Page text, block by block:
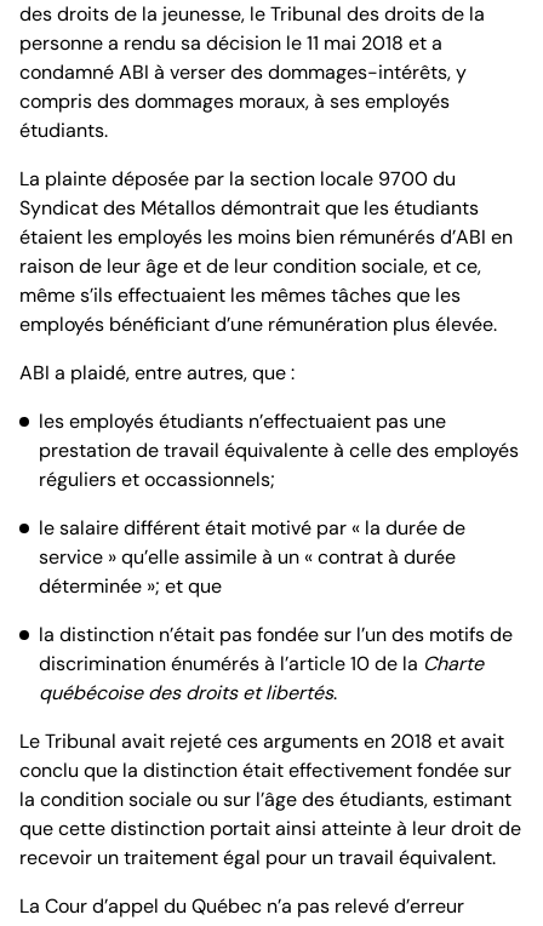
des droits de la jeunesse, le Tribunal des droits de la
personne a rendu sa décision le 11 mai 2018 et a
condamné ABI à verser des dommages-intérêts, y
compris des dommages moraux, à ses employés
étudiants.
La plainte déposée par la section locale 9700 du
Syndicat des Métallos démontrait que les étudiants
étaient les employés les moins bien rémunérés d’ABI en
raison de leur âge et de leur condition sociale, et ce,
même s’ils effectuaient les mêmes tâches que les
employés bénéficiant d’une rémunération plus élevée.
ABI a plaidé, entre autres, que :
les employés étudiants n’effectuaient pas une
prestation de travail équivalente à celle des employés
réguliers et occassionnels;
le salaire différent était motivé par « la durée de
service » qu’elle assimile à un « contrat à durée
déterminée »; et que
la distinction n’était pas fondée sur l’un des motifs de
discrimination énumérés à l’article 10 de la Charte
québécoise des droits et libertés.
Le Tribunal avait rejeté ces arguments en 2018 et avait
conclu que la distinction était effectivement fondée sur
la condition sociale ou sur l’âge des étudiants, estimant
que cette distinction portait ainsi atteinte à leur droit de
recevoir un traitement égal pour un travail équivalent.
La Cour d’appel du Québec n’a pas relevé d’erreur